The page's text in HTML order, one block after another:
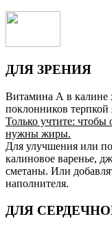
ДЛЯ ЗРЕНИЯ
Витамина А в калине
поклонников терпкой
Только учтите: чтобы
нужны жиры.
Для улучшения или
калиновое варенье,
сметаны. Или
наполнителя.
ДЛЯ